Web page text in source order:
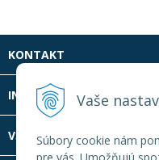
Vaše
Súbory cookie nám
KONTAKT
INFOLINKA
VŠETKO O NÁKUPE